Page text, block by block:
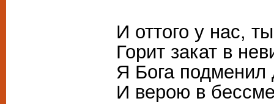
И оттого у нас,
Горит закат в
Я Бога
И верою в